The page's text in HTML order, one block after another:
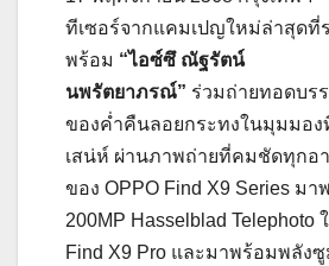
ทีเซอร์จากแคมเปญใหม่ล่าสุดที่
พร้อม “ไอซ์ซึ ณัฐรัตน์
นพรัตยาภรณ์” ร่วมถ่ายทอดบร
ของค่ำคืนลอยกระทงในมุมมอง
เสน่ห์ ผ่านภาพถ่ายที่คมชัดทุกอ
ของ OPPO Find X9 Series มา
200MP Hasselblad Telephoto
Find X9 Pro และมาพร้อมพลังซู